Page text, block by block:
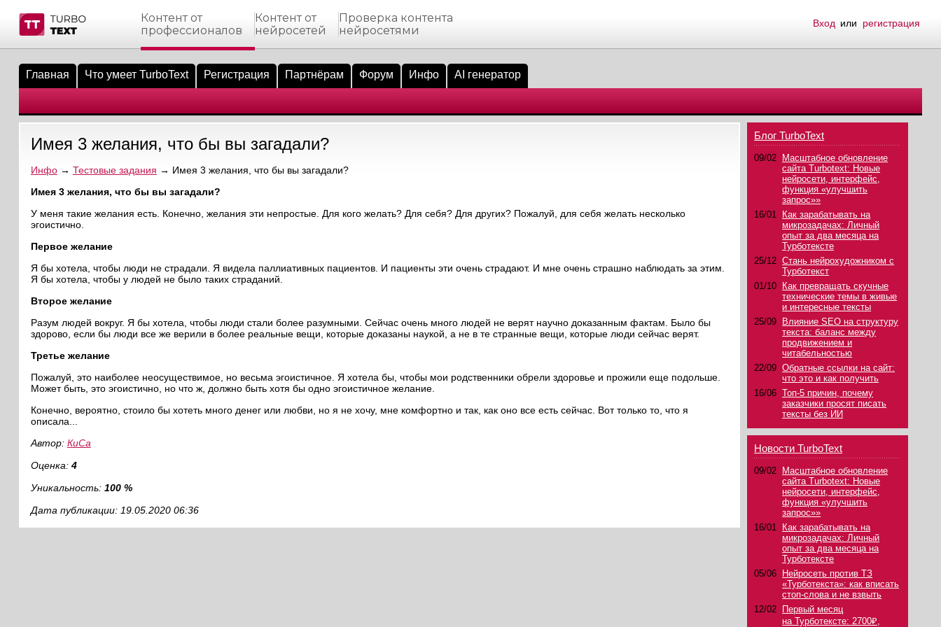
материалы
биржи
пользователи
на сайте
пользователей
сообщения
по форуму
Контент от
профессионалов
Контент от
нейросетей
Проверка контента
нейросетями
Вход или регистрация
Главная Что умеет TurboText Регистрация Партнёрам Форум Инфо AI генератор
Имея 3 желания, что бы вы загадали?
Инфо→ Тестовые задания → Имея 3 желания, что бы вы загадали?
Имея 3 желания, что бы вы загадали?
У меня такие желания есть. Конечно, желания эти непростые. Для кого желать? Для себя? Для других? Пожалуй, для себя желать несколько
эгоистично.
Первое желание
Я бы хотела, чтобы люди не страдали. Я видела паллиативных пациентов. И пациенты эти очень страдают. И мне очень страшно наблюдать за этим.
Я бы хотела, чтобы у людей не было таких страданий.
Второе желание
Разум людей вокруг. Я бы хотела, чтобы люди стали более разумными. Сейчас очень много людей не верят научно доказанным фактам. Было бы
здорово, если бы люди все же верили в более реальные вещи, которые доказаны наукой, а не в те странные вещи, которые люди сейчас верят.
Третье желание
Пожалуй, это наиболее неосуществимое, но весьма эгоистичное. Я хотела бы, чтобы мои родственники обрели здоровье и прожили еще подольше.
Может быть, это эгоистично, но что ж, должно быть хотя бы одно эгоистичное желание.
Конечно, вероятно, стоило бы хотеть много денег или любви, но я не хочу, мне комфортно и так, как оно все есть сейчас. Вот только то, что я
описала...
Автор: КиСа
Оценка: 4
Уникальность: 100 %
Дата публикации: 19.05.2020 06:36
Блог TurboText
09/02
Масштабное обновление
сайта Turbotext: Новые
нейросети, интерфейс,
функция «улучшить
запрос»»
16/01
Как зарабатывать на
микрозадачах: Личный
опыт за два месяца на
Турботексте
25/12 Стань нейрохудожником с
Турботекст
01/10
Как превращать скучные
технические темы в живые
и интересные тексты
25/09
Влияние SEO на структуру
текста: баланс между
продвижением и
читабельностью
22/09 Обратные ссылки на сайт:
что это и как получить
16/06 Топ-5 причин, почему
заказчики просят писать
тексты без ИИ
Новости TurboText
09/02
Масштабное обновление
сайта Turbotext: Новые
нейросети, интерфейс,
функция «улучшить
запрос»»
16/01
Как зарабатывать на
микрозадачах: Личный
опыт за два месяца на
Турботексте
05/06
Нейросеть против ТЗ
«Турботекста»: как вписать
стоп-слова и не взвыть
12/02
Первый месяц
на Турботексте: 2700₽,